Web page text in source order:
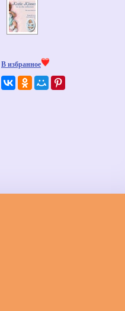
В избранное